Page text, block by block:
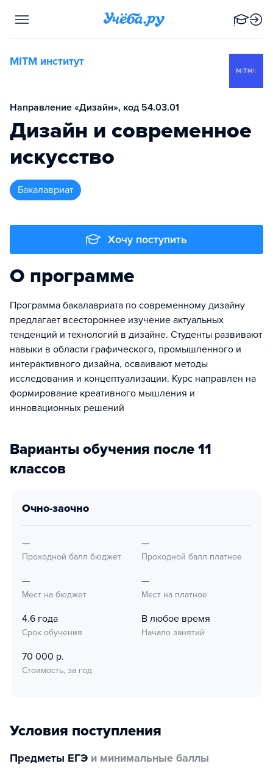
MITM институт
Направление «Дизайн», код 54.03.01
Дизайн и современное
искусство
бакалавриат
Хочу поступить
О программе
Программа бакалавриата по современному дизайну
предлагает всестороннее изучение актуальных
тенденций и технологий в дизайне. Студенты развивают
навыки в области графического, промышленного и
интерактивного дизайна, осваивают методы
исследования и концептуализации. Курс направлен на
формирование креативного мышления и
инновационных решений
Варианты обучения после 11
классов
очно-заочно
—
Проходной балл бюджет
—
Проходной балл платное
—
Мест на бюджет
—
Мест на платное
4.6 года
Срок обучения
В любое время
Начало занятий
70 000 р.
Стоимость, за год
Условия поступления
Предметы ЕГЭ и минимальные баллы